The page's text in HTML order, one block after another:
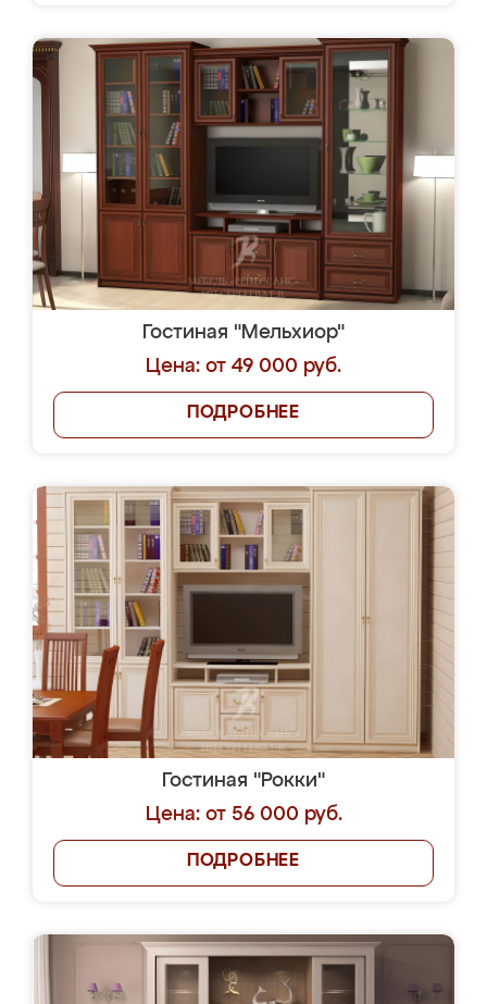
Гостиная "Мельхиор"
Цена: от 49 000 руб.
ПОДРОБНЕЕ
Гостиная "Рокки"
Цена: от 56 000 руб.
ПОДРОБНЕЕ